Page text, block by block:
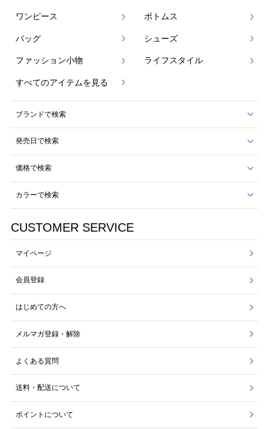
ワンピース ボトムス
バッグ シューズ
ファッション小物 ライフスタイル
すべてのアイテムを見る
ブランドで検索
発売日で検索
価格で検索
カラーで検索
CUSTOMER SERVICE
マイページ
会員登録
はじめての方へ
メルマガ登録・解除
よくある質問
送料・配送について
ポイントについて